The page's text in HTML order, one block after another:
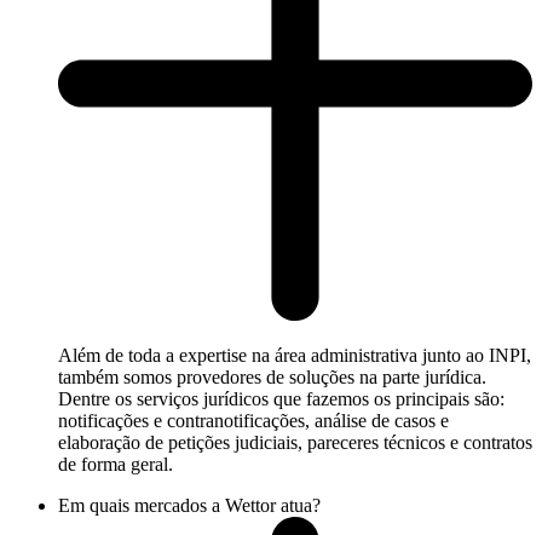
Além de toda a expertise na área administrativa junto ao INPI,
também somos provedores de soluções na parte jurídica.
Dentre os serviços jurídicos que fazemos os principais são:
notificações e contranotificações, análise de casos e
elaboração de petições judiciais, pareceres técnicos e contratos
de forma geral.
Em quais mercados a Wettor atua?